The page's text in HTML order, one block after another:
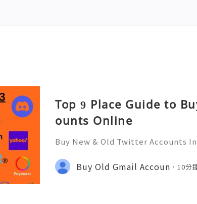
Top 9 Place Guide to
ounts Online
Buy New & Old Twitter Accounts
become essential tools for
arketing. Many people sear
Buy Old Gmail Accoun 10分